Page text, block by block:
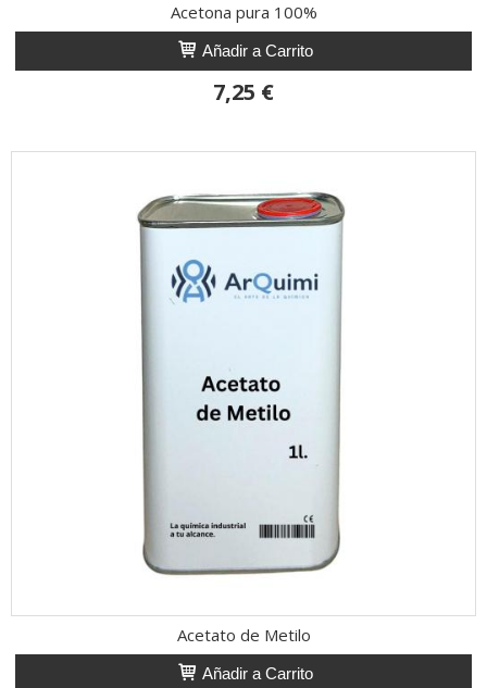
Acetona pura 100%
Añadir a Carrito
7,25 €
Acetato de Metilo
Añadir a Carrito